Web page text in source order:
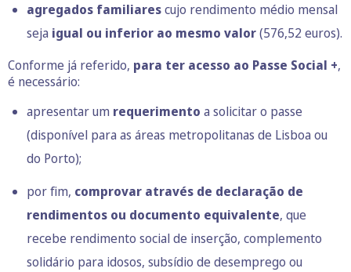
agregados familiarescujo rendimento médio mensal
seja igual ou inferior ao mesmo valor(576,52 euros).
Conforme já referido, para ter acesso ao Passe Social +,
é necessário:
apresentar um requerimento a solicitar o passe
(disponível para as áreas metropolitanas de Lisboa ou
do Porto);
por fim, comprovar através de declaração de
rendimentos ou documento equivalente, que
recebe rendimento social de inserção, complemento
solidário para idosos, subsídio de desemprego ou